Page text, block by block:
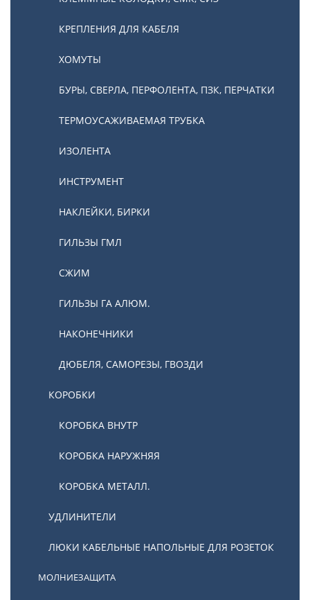
КРЕПЛЕНИЯ ДЛЯ КАБЕЛЯ
ХОМУТЫ
БУРЫ, СВЕРЛА, ПЕРФОЛЕНТА, ПЗК, ПЕРЧАТКИ
ТЕРМОУСАЖИВАЕМАЯ ТРУБКА
ИЗОЛЕНТА
ИНСТРУМЕНТ
НАКЛЕЙКИ, БИРКИ
ГИЛЬЗЫ ГМЛ
СЖИМ
ГИЛЬЗЫ ГА АЛЮМ.
НАКОНЕЧНИКИ
ДЮБЕЛЯ, САМОРЕЗЫ, ГВОЗДИ
КОРОБКИ
КОРОБКА ВНУТР
КОРОБКА НАРУЖНЯЯ
КОРОБКА МЕТАЛЛ.
УДЛИНИТЕЛИ
ЛЮКИ КАБЕЛЬНЫЕ НАПОЛЬНЫЕ ДЛЯ РОЗЕТОК
МОЛНИЕЗАЩИТА